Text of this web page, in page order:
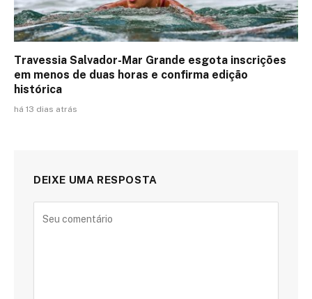
Travessia Salvador-Mar Grande esgota inscrições
em menos de duas horas e confirma edição
histórica
há 13 dias atrás
DEIXE UMA RESPOSTA